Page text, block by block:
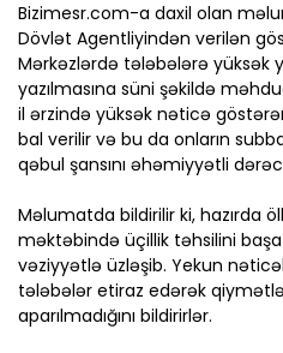
Bizimesr.com-a daxil olan
Dövlət Agentliyindən verilən
Mərkəzlərdə tələbələrə yüksək
yazılmasına süni şəkildə
il ərzində yüksək nəticə
bal verilir və bu da onların
qəbul şansını əhəmiyyətli
Məlumatda bildirilir ki, hazırda
məktəbində üçillik təhsilini
vəziyyətlə üzləşib. Yekun
tələbələr etiraz edərək
aparılmadığını bildirirlər.